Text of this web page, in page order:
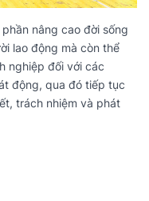
nâng cao đời sống
lao động mà còn thể
nghiệp đối với các
động, qua đó tiếp tục
trách nhiệm và phát